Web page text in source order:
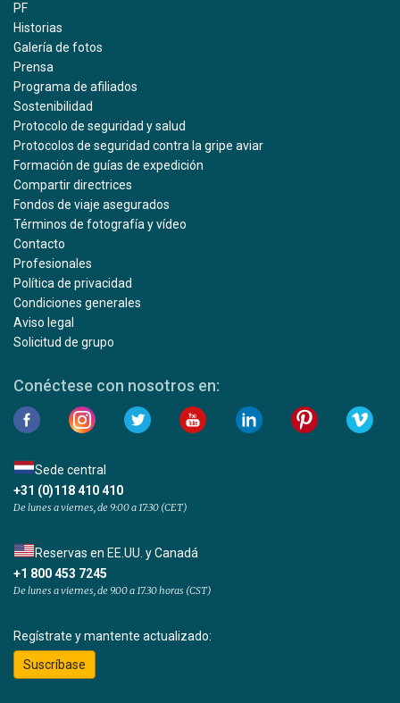
PF
Historias
Galería de fotos
Prensa
Programa de afiliados
Sostenibilidad
Protocolo de seguridad y salud
Protocolos de seguridad contra la gripe aviar
Formación de guías de expedición
Compartir directrices
Fondos de viaje asegurados
Términos de fotografía y vídeo
Contacto
Profesionales
Política de privacidad
Condiciones generales
Aviso legal
Solicitud de grupo
Conéctese con nosotros en:
Sede central
+31 (0)118 410 410
De lunes a viernes, de 9:00 a 17:30 (CET)
Reservas en EE.UU. y Canadá
+1 800 453 7245
De lunes a viernes, de 9.00 a 17.30 horas (CST)
Regístrate y mantente actualizado:
Suscríbase